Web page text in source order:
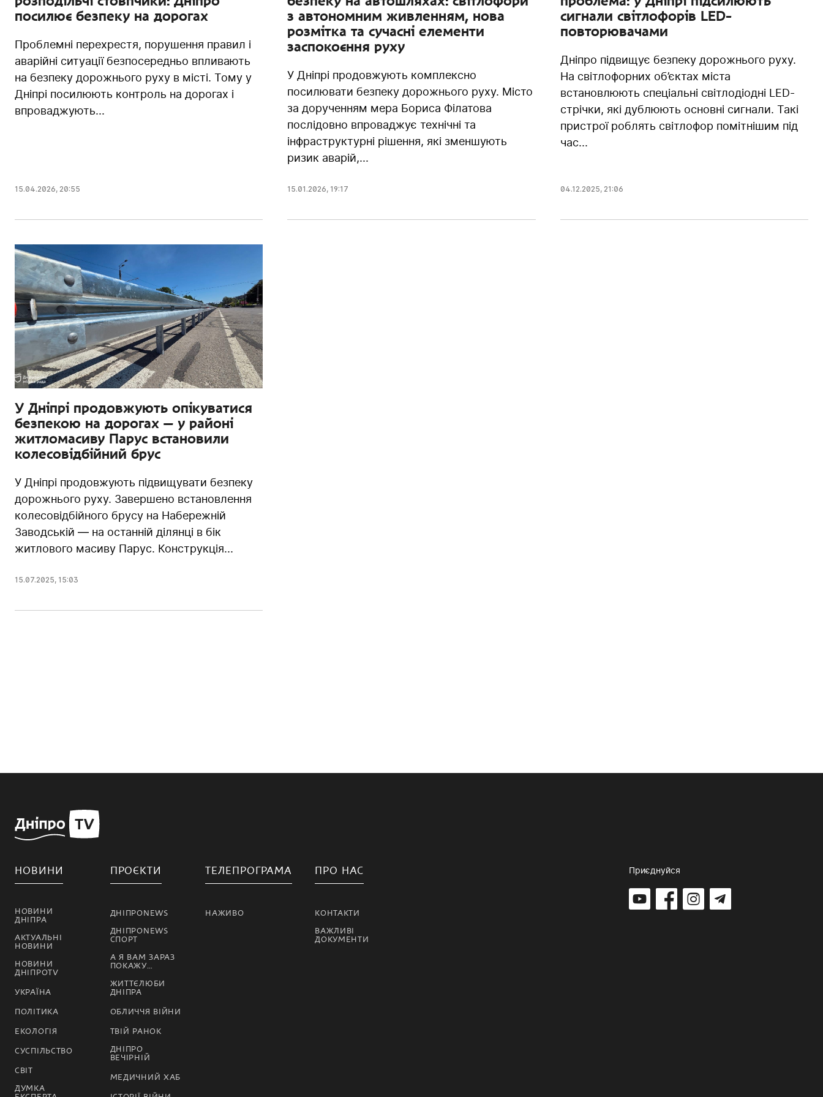
посилює безпеку на дорогах
Проблемні перехрестя, порушення правил і
аварійні ситуації безпосередньо впливають
на безпеку дорожнього руху в місті. Тому у
Дніпрі посилюють контроль на дорогах і
впроваджують...
15.04.2026, 20:55
з автономним живленням, нова
розмітка та сучасні елементи
заспокоєння руху
У Дніпрі продовжують комплексно
посилювати безпеку дорожнього руху. Місто
за дорученням мера Бориса Філатова
послідовно впроваджує технічні та
інфраструктурні рішення, які зменшують
ризик аварій,...
15.01.2026, 19:17
сигнали світлофорів LED-
повторювачами
Дніпро підвищує безпеку дорожнього руху.
На світлофорних об’єктах міста
встановлюють спеціальні світлодіодні LED-
стрічки, які дублюють основні сигнали. Такі
пристрої роблять світлофор помітнішим під
час...
04.12.2025, 21:06
У Дніпрі продовжують опікуватися
безпекою на дорогах — у районі
житломасиву Парус встановили
колесовідбійний брус
У Дніпрі продовжують підвищувати безпеку
дорожнього руху. Завершено встановлення
колесовідбійного брусу на Набережній
Заводській — на останній ділянці в бік
житлового масиву Парус. Конструкція...
15.07.2025, 15:03
НОВИНИ
НОВИНИ
ДНІПРА
АКТУАЛЬНІ
НОВИНИ
НОВИНИ
ДНІПРОTV
УКРАЇНА
ПОЛІТИКА
ЕКОЛОГІЯ
СУСПІЛЬСТВО
СВІТ
ДУМКА
ПРОЄКТИ
ДНІПРОNEWS
ДНІПРОNEWS
СПОРТ
А Я ВАМ ЗАРАЗ
ПОКАЖУ…
ЖИТТЄЛЮБИ
ДНІПРА
ОБЛИЧЧЯ ВІЙНИ
ТВІЙ РАНОК
ДНІПРО
ВЕЧІРНІЙ
МЕДИЧНИЙ ХАБ
ТЕЛЕПРОГРАМА
НАЖИВО
ПРО НАС
КОНТАКТИ
ВАЖЛИВІ
ДОКУМЕНТИ
Приєднуйся